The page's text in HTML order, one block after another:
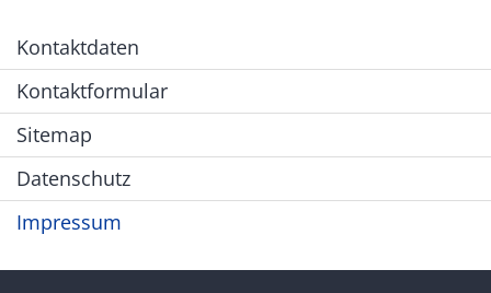
Kontaktdaten
Kontaktformular
Sitemap
Datenschutz
Impressum